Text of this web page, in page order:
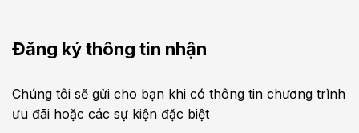
Đăng ký thông tin nhận
Chúng tôi sẽ gửi cho bạn khi có thông tin chương trình
ưu đãi hoặc các sự kiện đặc biệt